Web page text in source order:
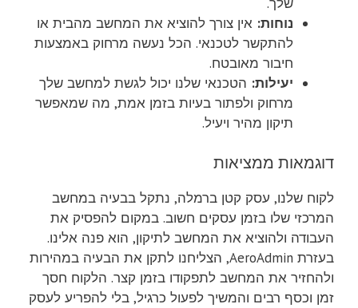
נוחות: אין צורך להוציא את המחשב מהבית או
להתקשר לטכנאי. הכל נעשה מרחוק באמצעות
חיבור מאובטח.
יעילות: הטכנאי שלנו יכול לגשת למחשב שלך
מרחוק ולפתור בעיות בזמן אמת, מה שמאפשר
תיקון מהיר ויעיל.
דוגמאות ממציאות
לקוח שלנו, עסק קטן ברמלה, נתקל בבעיה במחשב
המרכזי שלו בזמן עסקים חשוב. במקום להפסיק את
העבודה ולהוציא את המחשב לתיקון, הוא פנה אלינו.
בעזרת AeroAdmin, הצליחנו לתקן את הבעיה במהירות
ולהחזיר את המחשב לתפקודו בזמן קצר. הלקוח חסך
זמן וכסף רבים והמשיך לפעול כרגיל, בלי להפריע לעסק